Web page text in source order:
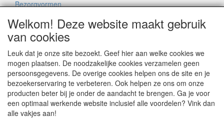
Bezorgvormen
Framemaat
OVER ONS
Contact
Garantie
Privacyverklaring
Voorwaarden
Welkom! Deze website maakt gebruik
van cookies
Leuk dat je onze site bezoekt. Geef hier aan welke cookies we
mogen plaatsen. De noodzakelijke cookies verzamelen geen
persoonsgegevens. De overige cookies helpen ons de site en je
bezoekerservaring te verbeteren. Ook helpen ze ons om onze
producten beter bij je onder de aandacht te brengen. Ga je voor
een optimaal werkende website inclusief alle voordelen? Vink dan
alle vakjes aan!